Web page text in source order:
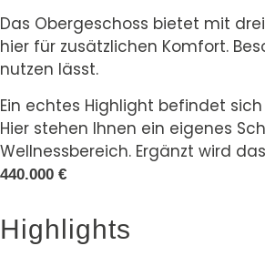
Das Obergeschoss bietet mit
hier für zusätzlichen Komfort.
nutzen lässt.
Ein echtes Highlight befindet
Hier stehen Ihnen ein eigenes
Wellnessbereich. Ergänzt wird
440.000 €
Highlights